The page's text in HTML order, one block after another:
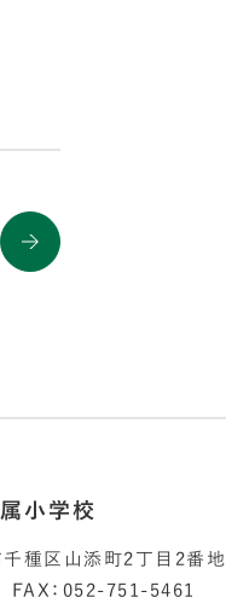
小学校
種区山添町2丁目2番地
：052-751-5461